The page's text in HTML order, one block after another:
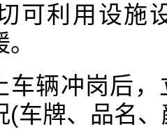
可利用设施
车辆冲岗后
(车牌、品名